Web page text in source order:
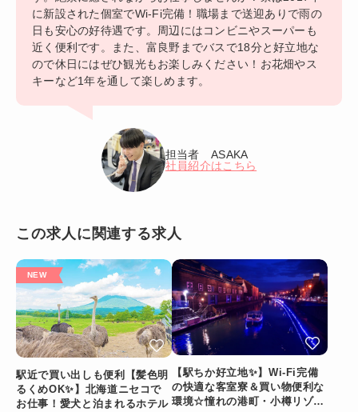
に新設された個室でWi-Fi完備！職場まで送迎ありで雨の
日も安心の好待遇です。周辺にはコンビニやスーパーも
近く便利です。また、富良野までバスで18分と好立地な
ので休日にはぜひ観光もお楽しみください！お花畑やス
キーなど1年を通して楽しめます。
担当者 ASAKA
社員紹介はこちら
この求人に関連する求人
駅近で買い出しも便利【髪色明
るくめOK✨】北海道ニセコで
お仕事！愛犬と泊まれるホテル
【駅ちか好立地✨】Wi-Fi完備
の快適な客室寮＆買い物便利な
環境☆憧れの港町・小樽リゾー